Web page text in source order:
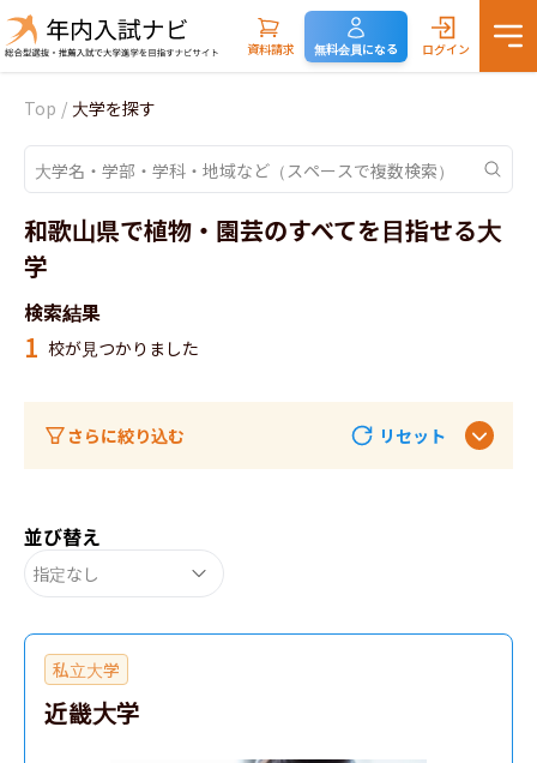
資料請求 無料会員になる ログイン
Top / 大学を探す
和歌山県で植物・園芸のすべてを目指せる大
学
検索結果
1 校が見つかりました
さらに絞り込む リセット
並び替え
指定なし
私立大学
近畿大学